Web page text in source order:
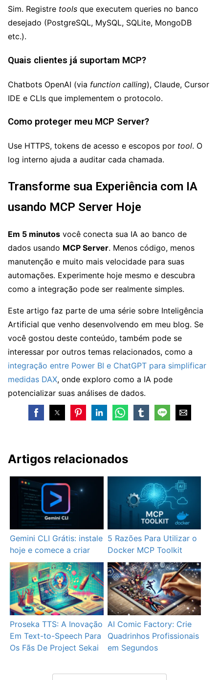
Sim. Registre tools que executem queries no banco
desejado (PostgreSQL, MySQL, SQLite, MongoDB
etc.).
Quais clientes já suportam MCP?
Chatbots OpenAI (via function calling), Claude, Cursor
IDE e CLIs que implementem o protocolo.
Como proteger meu MCP Server?
Use HTTPS, tokens de acesso e escopos por tool. O
log interno ajuda a auditar cada chamada.
Transforme sua Experiência com IA
usando MCP Server Hoje
Em 5 minutos você conecta sua IA ao banco de
dados usando MCP Server. Menos código, menos
manutenção e muito mais velocidade para suas
automações. Experimente hoje mesmo e descubra
como a integração pode ser realmente simples.
Este artigo faz parte de uma série sobre Inteligência
Artificial que venho desenvolvendo em meu blog. Se
você gostou deste conteúdo, também pode se
interessar por outros temas relacionados, como a
integração entre Power BI e ChatGPT para simplificar
medidas DAX, onde exploro como a IA pode
potencializar suas análises de dados.
Artigos relacionados
Gemini CLI Grátis: instale
hoje e comece a criar
5 Razões Para Utilizar o
Docker MCP Toolkit
Proseka TTS: A Inovação
Em Text-to-Speech Para
Os Fãs De Project Sekai
AI Comic Factory: Crie
Quadrinhos Profissionais
em Segundos